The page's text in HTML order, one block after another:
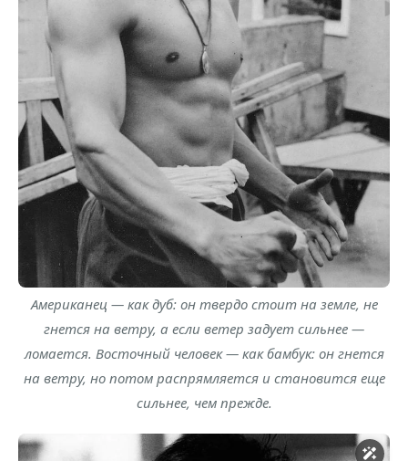
Американец — как дуб: он твердо стоит на земле, не
гнется на ветру, а если ветер задует сильнее —
ломается. Восточный человек — как бамбук: он гнется
на ветру, но потом распрямляется и становится еще
сильнее, чем прежде.